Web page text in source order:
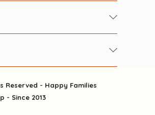
飲品
東西
雜誌
Reserved - Happy Families
- Since 2013